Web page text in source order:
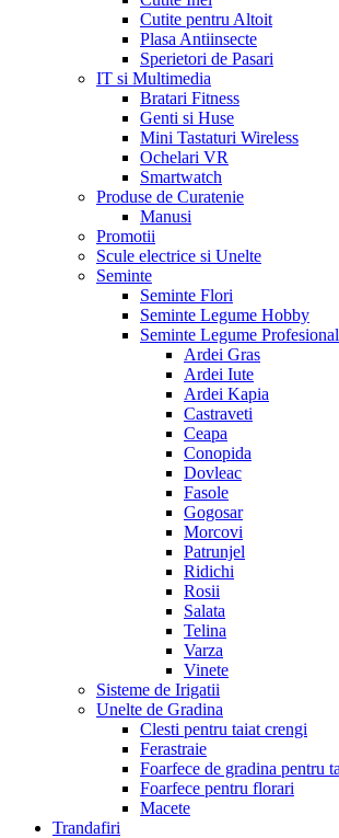
Cutite pentru Altoit
Plasa Antiinsecte
Sperietori de Pasari
IT si Multimedia
Bratari Fitness
Genti si Huse
Mini Tastaturi Wireless
Ochelari VR
Smartwatch
Produse de Curatenie
Manusi
Promotii
Scule electrice si Unelte
Seminte
Seminte Flori
Seminte Legume Hobby
Seminte Legume
Ardei Gras
Ardei Iute
Ardei Kapia
Castraveti
Ceapa
Conopida
Dovleac
Fasole
Gogosar
Morcovi
Patrunjel
Ridichi
Rosii
Salata
Telina
Varza
Vinete
Sisteme de Irigatii
Unelte de Gradina
Clesti pentru taiat crengi
Ferastraie
Foarfece de gradina pentru
Foarfece pentru florari
Macete
Trandafiri